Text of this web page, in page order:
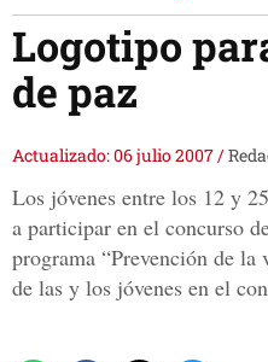
Logotipo
de paz
Actualizado: 06 julio 2007/
Los jóvenes entre los 12 y
a participar en el concurso
programa “Prevención de
de las y los jóvenes en el